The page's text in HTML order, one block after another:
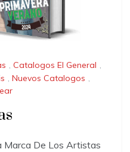
, Catalogos El General ,
, Nuevos Catalogos ,
Marca De Los Artistas